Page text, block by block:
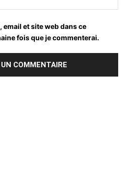
et site web dans ce
fois que je commenterai.